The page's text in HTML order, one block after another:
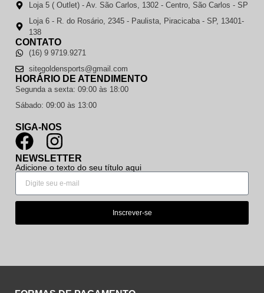
Loja 5 ( Outlet) - Av. São Carlos, 1302 - Centro, São Carlos - SP
Loja 6 - R. do Rosário, 2345 - Paulista, Piracicaba - SP, 13401-
138
CONTATO
(16) 9 9719.9271
sitegoldensports@gmail.com
HORÁRIO DE ATENDIMENTO
Segunda a sexta: 09:00 às 18:00
Sábado: 09:00 às 13:00
SIGA-NOS
NEWSLETTER
Adicione o texto do seu título aqui
Inscrever-se